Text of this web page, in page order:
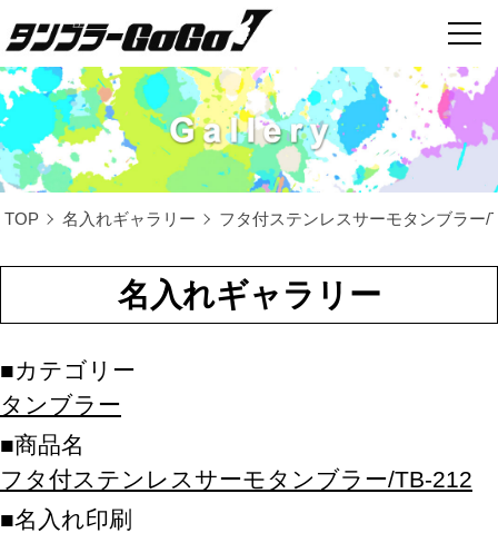
TOP 名入れギャラリー フタ付ステンレスサーモタンブラー/
名入れギャラリー
カテゴリー
タンブラー
商品名
フタ付ステンレスサーモタンブラー/TB-212
名入れ印刷